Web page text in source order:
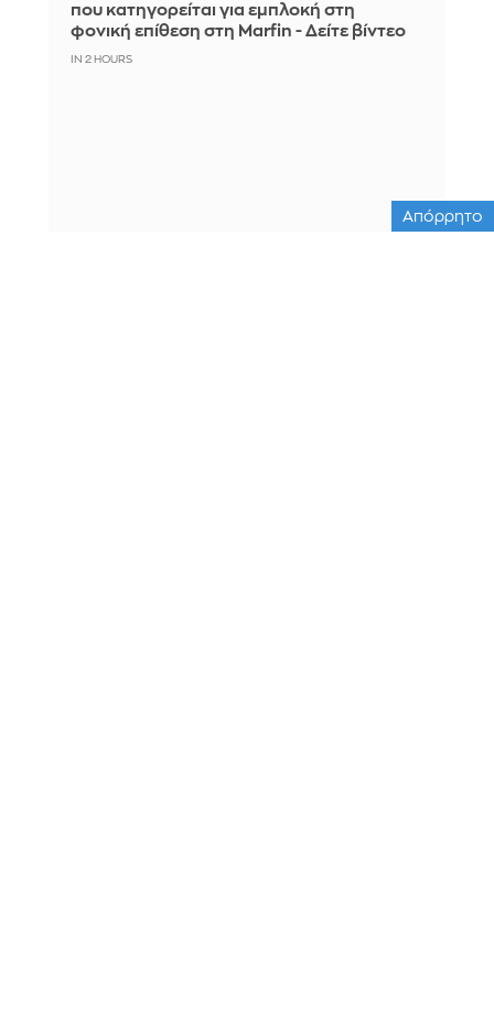
που κατηγορείται για εμπλοκή στη
φονική επίθεση στη Marfin - Δείτε βίντεο
IN 2 HOURS
Απόρρητο